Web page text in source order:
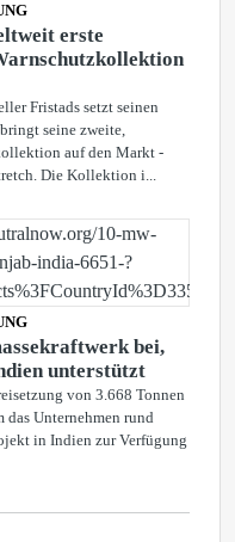
erste
Fristads setzt seinen
seine zweite,
auf den Markt -
Die Kollektion i...
bei,
unterstützt
von 3.668 Tonnen
Unternehmen rund
in Indien zur Verfügung